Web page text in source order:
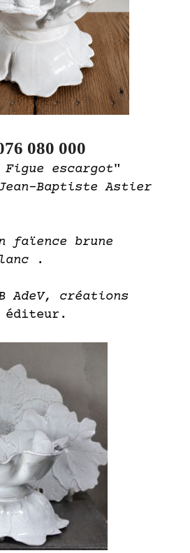
080 000
Figue escargot"
Baptiste Astier
faïence brune
.
AdeV, créations